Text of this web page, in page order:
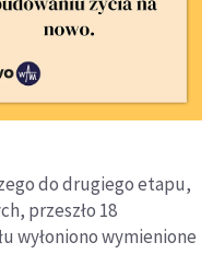
do drugiego etapu,
przeszło 18
wyłoniono wymienione